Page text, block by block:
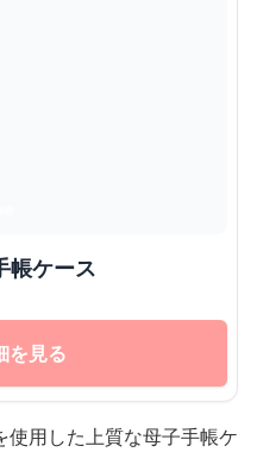
帳ケース
を見る
用した上質な母子手帳ケ